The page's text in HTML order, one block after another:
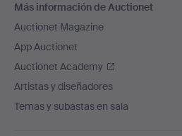
Más información de Auctionet
Auctionet Magazine
App Auctionet
Auctionet Academy
Artistas y diseñadores
Temas y subastas en sala